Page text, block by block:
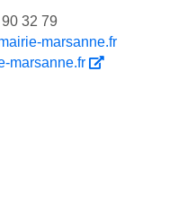
32 79
marsanne.fr
marsanne.fr